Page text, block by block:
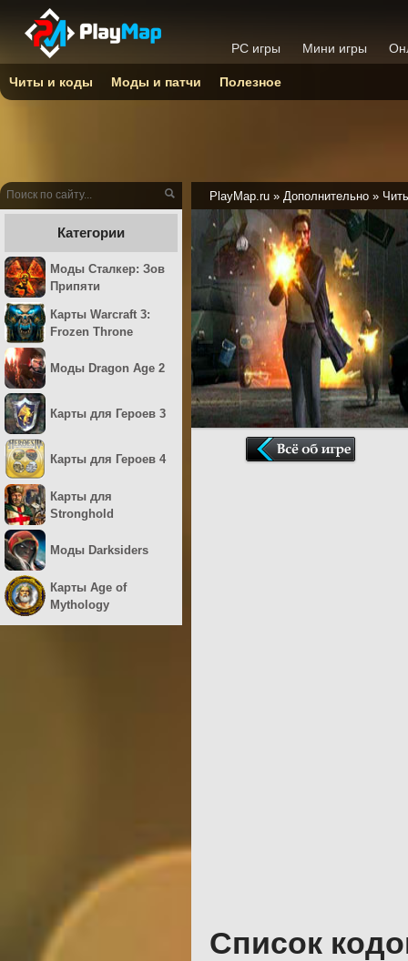
PlayMap.ru » Дополнительно »
Список
Категории
Моды Сталкер: Зов
Припяти
Карты Warcraft 3:
Frozen Throne
Моды Dragon Age 2
Карты для Героев 3
Карты для Героев 4
Карты для
Stronghold
Моды Darksiders
Карты Age of
Mythology
PC игры Мини игры
Читы и коды Моды и патчи Полезное